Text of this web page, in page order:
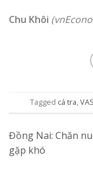
Chu Khôi
Tagged cá tra,
Đồng Nai: Chăn
gặp khó